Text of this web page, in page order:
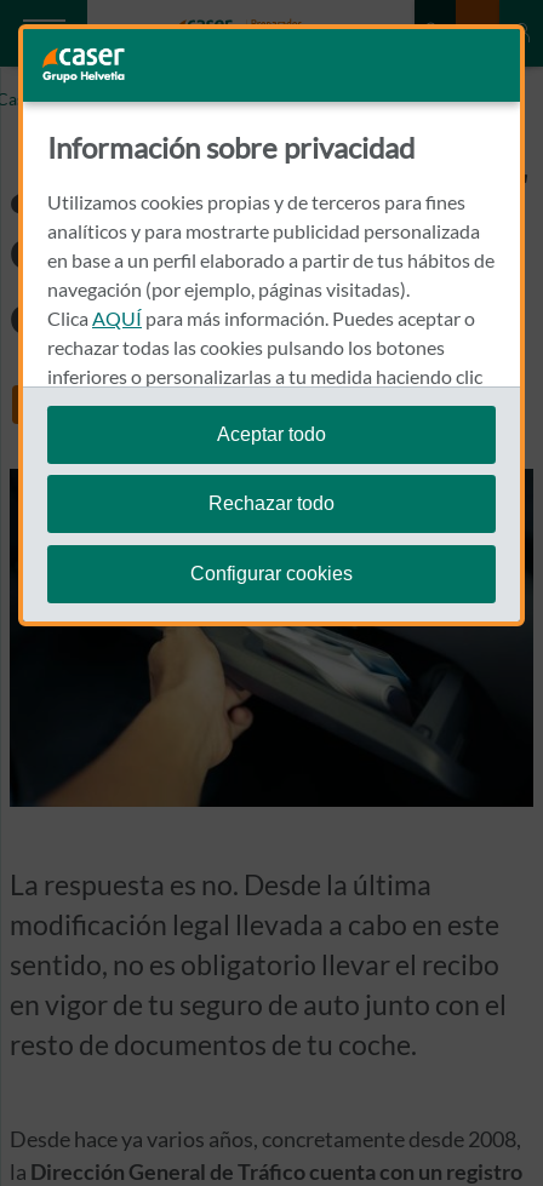
¿Es obligatorio llevar el recibo del seguro en el coche?
¿Es obligatorio llevar
el recibo del seguro
en el coche?
Share
La respuesta es no. Desde la última
modificación legal llevada a cabo en este
sentido, no es obligatorio llevar el recibo
en vigor de tu seguro de auto junto con el
resto de documentos de tu coche.
Desde hace ya varios años, concretamente desde 2008,
la Dirección General de Tráfico cuenta con un registro
Información sobre privacidad
Utilizamos cookies propias y de terceros para fines
analíticos y para mostrarte publicidad personalizada
en base a un perfil elaborado a partir de tus hábitos de
navegación (por ejemplo, páginas visitadas).
Clica AQUÍ para más información. Puedes aceptar o
rechazar todas las cookies pulsando los botones
inferiores o personalizarlas a tu medida haciendo clic
en"configurar cookies".
Te recordamos que puedes modificar tus ajustes de
cookies en cualquier momento en la sección
Aceptar todo
Rechazar todo
Configurar cookies